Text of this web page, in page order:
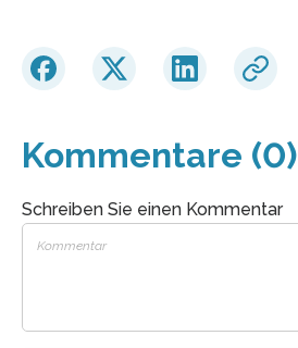
Kommentare (0)
Schreiben Sie einen Kommentar